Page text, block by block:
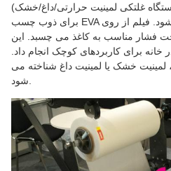
غلتکی لمینیت حرارتی/داغ/خشک)
برای ذوب چسب EVA روی سطوح کاغذ استفاده می شود. فیلم از روی
فشار مناسب به کاغذ می چسبد. این
خانه برای کاربردهای کوچک انجام داد.
لمینیت خشک یا لمینیت داغ شناخته می